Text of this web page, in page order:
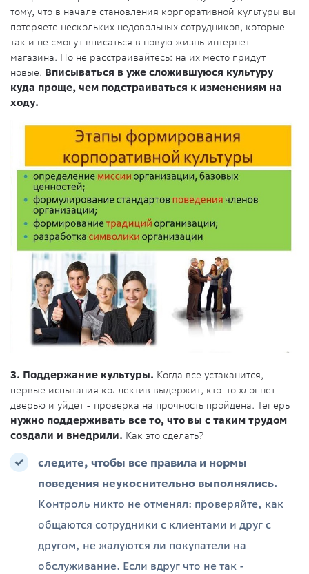
тому, что в начале становления корпоративной культуры вы
потеряете нескольких недовольных сотрудников, которые
так и не смогут вписаться в новую жизнь интернет-
магазина. Но не расстраивайтесь: на их место придут
новые. Вписываться в уже сложившуюся культуру
куда проще, чем подстраиваться к изменениям на
ходу.
3. Поддержание культуры. Когда все устаканится,
первые испытания коллектив выдержит, кто-то хлопнет
дверью и уйдет - проверка на прочность пройдена. Теперь
нужно поддерживать все то, что вы с таким трудом
создали и внедрили. Как это сделать?
следите, чтобы все правила и нормы
поведения неукоснительно выполнялись.
Контроль никто не отменял: проверяйте, как
общаются сотрудники с клиентами и друг с
другом, не жалуются ли покупатели на
обслуживание. Если вдруг что не так -